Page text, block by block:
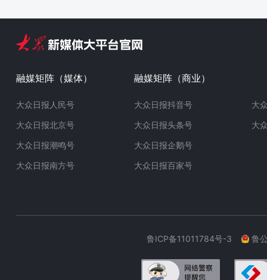
融媒矩阵（媒体）
大众日报人民号
大众日报北京号
大众日报潮鸣号
大众日报南方号
融媒矩阵（商业）
大众日报抖音号
大众日报头条号
大众日报企鹅号
大众日报百家号
大
大
鲁ICP备11011784号-3 鲁